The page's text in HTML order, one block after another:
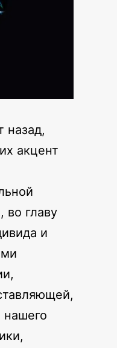
назад,
акцент
во главу
и